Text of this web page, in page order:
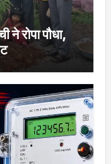
ने रोपा पौधा,